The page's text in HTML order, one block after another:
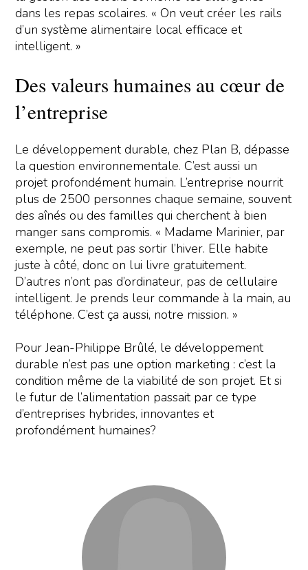
dans les repas scolaires. « On veut créer les rails
d’un système alimentaire local efficace et
intelligent. »
Des valeurs humaines au cœur de
l’entreprise
Le développement durable, chez Plan B, dépasse
la question environnementale. C’est aussi un
projet profondément humain. L’entreprise nourrit
plus de 2500 personnes chaque semaine, souvent
des aînés ou des familles qui cherchent à bien
manger sans compromis. « Madame Marinier, par
exemple, ne peut pas sortir l’hiver. Elle habite
juste à côté, donc on lui livre gratuitement.
D’autres n’ont pas d’ordinateur, pas de cellulaire
intelligent. Je prends leur commande à la main, au
téléphone. C’est ça aussi, notre mission. »
Pour Jean-Philippe Brûlé, le développement
durable n’est pas une option marketing : c’est la
condition même de la viabilité de son projet. Et si
le futur de l’alimentation passait par ce type
d’entreprises hybrides, innovantes et
profondément humaines?